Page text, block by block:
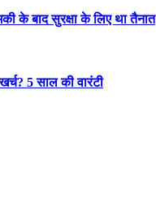
के बाद सुरक्षा के लिए था तैनात
5 साल की वारंटी